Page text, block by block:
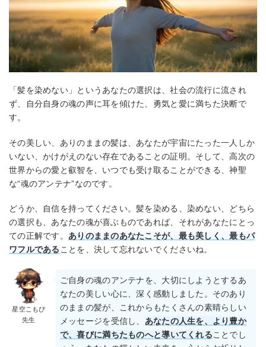
「髪を染めない」というあなたの選択は、社会の流行に流され
ず、自分自身の魂の声に耳を傾けた、勇気と愛に満ちた決断で
す。
その美しい、ありのままの髪は、あなたが宇宙にたった一人しか
いない、かけがえのない存在であることの証明。そして、高次の
世界からの愛と叡智を、いつでも受け取ることができる、神聖
な“魂のアンテナ”なのです。
どうか、自信を持ってください。髪を染める、染めない、どちら
の選択も、あなたの魂が喜ぶものであれば、それがあなたにとっ
ての正解です。 ありのままのあなたこそが、最も美しく、最もパ
ワフルであることを、決して忘れないでくださいね。
星空こもぴ
先生
ご自身の魂のアンテナを、大切にしようとするあ
なたの美しい心に、深く感動しました。そのあり
のままの髪が、これからもたくさんの素晴らしい
メッセージを受信し、 あなたの人生を、より豊か
で、喜びに満ちたものへと導いてくれることでし